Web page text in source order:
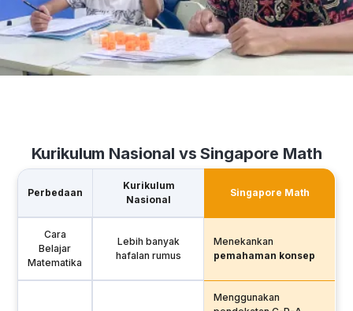
Kurikulum Nasional vs Singapore Math
Perbedaan
Kurikulum
Nasional
Singapore Math
Cara
Belajar
Matematika
Lebih banyak
hafalan rumus
Menekankan
pemahaman konsep
Menggunakan